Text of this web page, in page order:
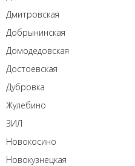
Дмитровская
Добрынинская
Домодедовская
Достоевская
Дубровка
Жулебино
ЗИЛ
Новокосино
Новокузнецкая